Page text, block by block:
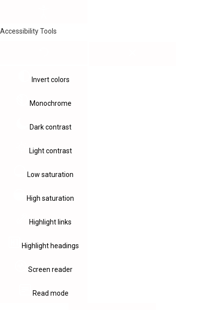
Accessibility Tools
Invert colors
Monochrome
Dark contrast
Light contrast
Low saturation
High saturation
Highlight links
Highlight headings
Screen reader
Read mode